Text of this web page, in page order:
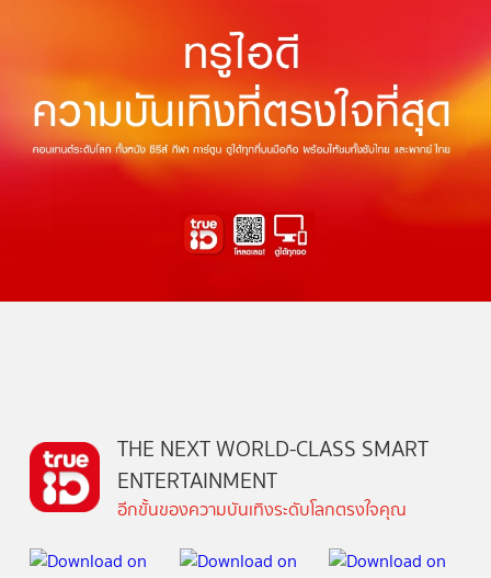
THE NEXT WORLD-CLASS SMART
ENTERTAINMENT
อีกขั้นของความบันเทิงระดับโลกตรงใจคุณ